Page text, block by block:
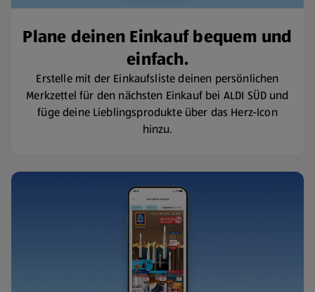
Plane deinen Einkauf bequem und
einfach.
Erstelle mit der Einkaufsliste deinen persönlichen
Merkzettel für den nächsten Einkauf bei ALDI SÜD und
füge deine Lieblingsprodukte über das Herz-Icon
hinzu.